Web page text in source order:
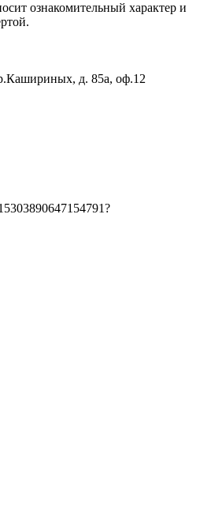
ознакомительный характер и
д. 85а, оф.12